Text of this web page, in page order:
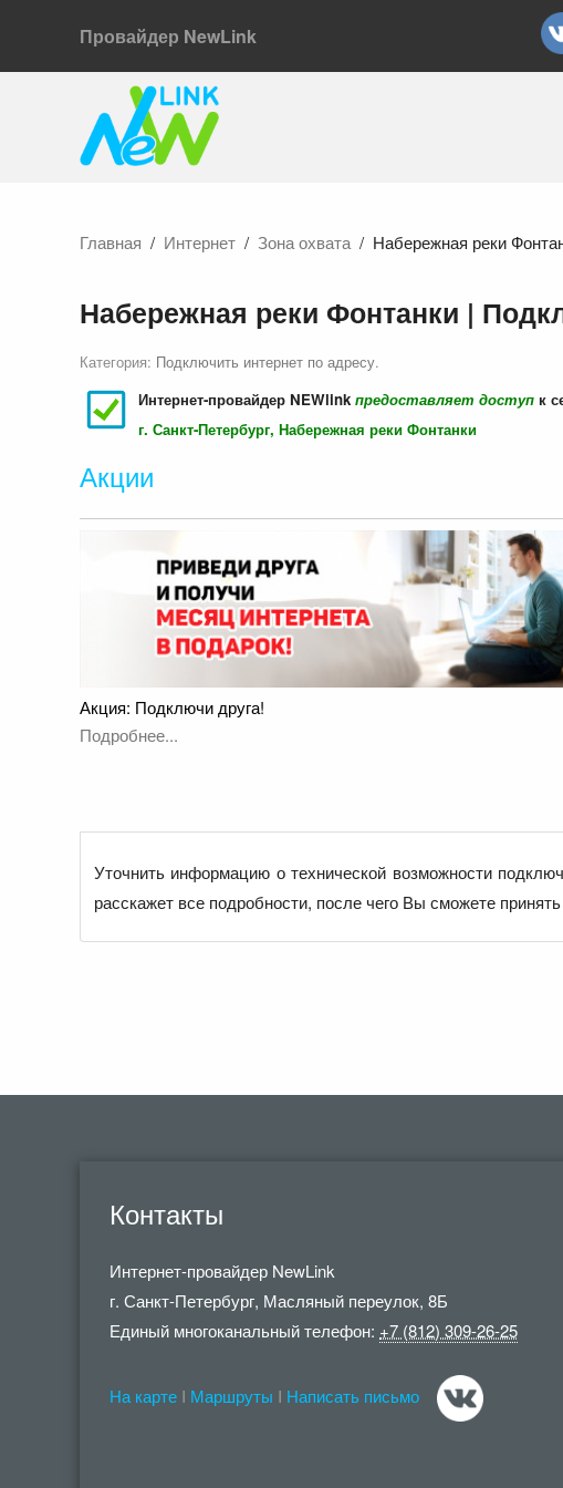
Провайдер NewLink
Главная Интернет Зона охвата Набережная реки
Набережная реки Фонтанки |
Категория: Подключить интернет по адресу.
Интернет-провайдер NEWlink предоставляет доступ к
г. Санкт-Петербург, Набережная реки Фонтанки
Акции
Акция: Подключи друга!
Подробнее...
Уточнить информацию о технической возможности
расскажет все подробности, после чего Вы сможете
Контакты
Интернет-провайдер NewLink
г. Санкт-Петербург, Масляный переулок, 8Б
Единый многоканальный телефон: +7 (812) 309-26-25
На карте I Маршруты I Написать письмо